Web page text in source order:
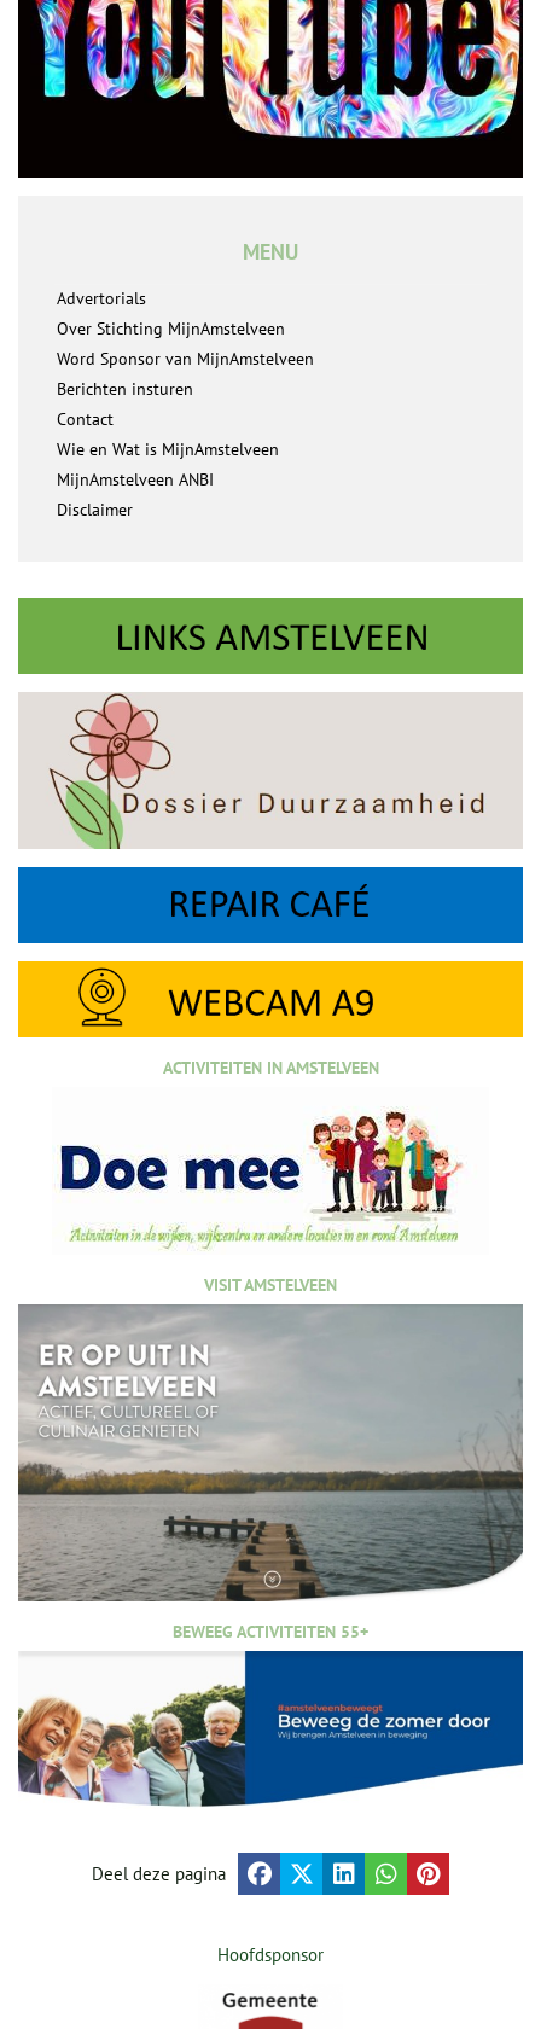
MENU
Advertorials
Over Stichting MijnAmstelveen
Word Sponsor van MijnAmstelveen
Berichten insturen
Contact
Wie en Wat is MijnAmstelveen
MijnAmstelveen ANBI
Disclaimer
ACTIVITEITEN IN AMSTELVEEN
VISIT AMSTELVEEN
BEWEEG ACTIVITEITEN 55+
Deel deze pagina
Hoofdsponsor